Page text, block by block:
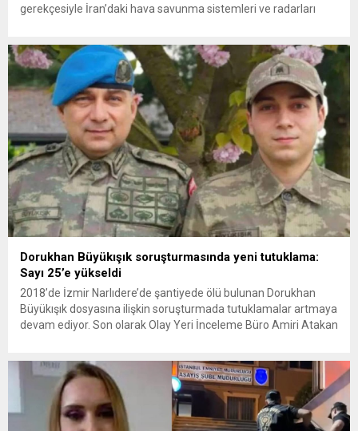
gerekçesiyle İran’daki hava savunma sistemleri ve radarları
yeni bir ABD saldırısına anında yanıt verileceğini duyurdu....
Dorukhan Büyükışık soruşturmasında yeni tutuklama:
Sayı 25’e yükseldi
2018’de İzmir Narlıdere’de şantiyede ölü bulunan Dorukhan
Büyükışık dosyasına ilişkin soruşturmada tutuklamalar artmaya
devam ediyor. Son olarak Olay Yeri İnceleme Büro Amiri Atakan
bulunan Dorukhan Büyükışık’a ilişkin yeniden açılan
soruşturmada tutuklamalar genişliyor. Son olarak dönemin...